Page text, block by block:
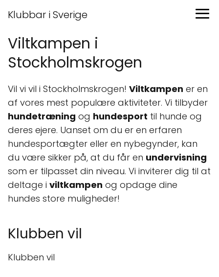
Klubbar i Sverige
Viltkampen i
Stockholmskrogen
Vil vi vil i Stockholmskrogen! Viltkampen er en
af vores mest populære aktiviteter. Vi tilbyder
hundetræning og hundesport til hunde og
deres ejere. Uanset om du er en erfaren
hundesportægter eller en nybegynder, kan
du være sikker på, at du får en undervisning
som er tilpasset din niveau. Vi inviterer dig til at
deltage i viltkampen og opdage dine
hundes store muligheder!
Klubben vil
Klubben vil